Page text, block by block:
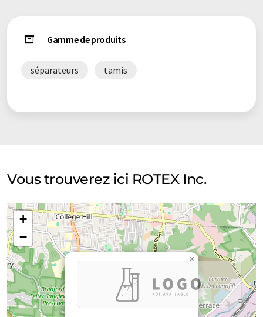
Gamme de produits
séparateurs tamis
Vous trouverez ici ROTEX Inc.
×
+
−